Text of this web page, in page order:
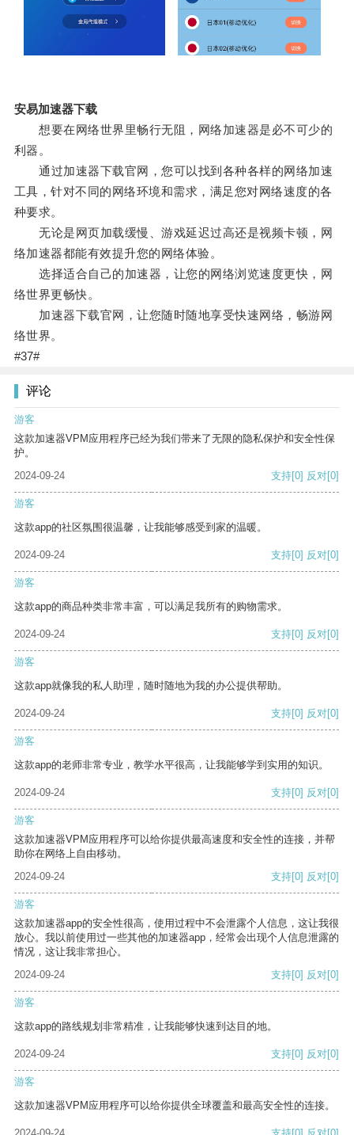
安易加速器下载
想要在网络世界里畅行无阻，网络加速器是必不可少的
利器。
通过加速器下载官网，您可以找到各种各样的网络加速
工具，针对不同的网络环境和需求，满足您对网络速度的各
种要求。
无论是网页加载缓慢、游戏延迟过高还是视频卡顿，网
络加速器都能有效提升您的网络体验。
选择适合自己的加速器，让您的网络浏览速度更快，网
络世界更畅快。
加速器下载官网，让您随时随地享受快速网络，畅游网
络世界。
#37#
评论
游客
这款加速器VPM应用程序已经为我们带来了无限的隐私保护和安全性保
护。
2024-09-24
支持[0] 反对[0]
游客
这款app的社区氛围很温馨，让我能够感受到家的温暖。
2024-09-24 支持[0] 反对[0]
游客
这款app的商品种类非常丰富，可以满足我所有的购物需求。
2024-09-24 支持[0] 反对[0]
游客
这款app就像我的私人助理，随时随地为我的办公提供帮助。
2024-09-24 支持[0] 反对[0]
游客
这款app的老师非常专业，教学水平很高，让我能够学到实用的知识。
2024-09-24 支持[0] 反对[0]
游客
这款加速器VPM应用程序可以给你提供最高速度和安全性的连接，并帮
助你在网络上自由移动。
2024-09-24
支持[0] 反对[0]
游客
这款加速器app的安全性很高，使用过程中不会泄露个人信息，这让我很
放心。我以前使用过一些其他的加速器app，经常会出现个人信息泄露的
情况，这让我非常担心。
2024-09-24
支持[0] 反对[0]
游客
这款app的路线规划非常精准，让我能够快速到达目的地。
2024-09-24 支持[0] 反对[0]
游客
这款加速器VPM应用程序可以给你提供全球覆盖和最高安全性的连接。